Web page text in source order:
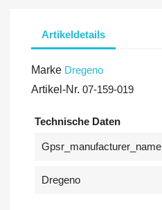
Artikeldetails
Marke Dregeno
Artikel-Nr. 07-159-019
Technische Daten
Gpsr_manufacturer_name
Dregeno